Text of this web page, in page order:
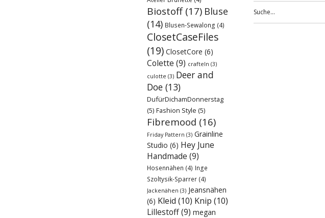
Biostoff(17) Bluse
(14) Blusen-Sewalong (4)
ClosetCaseFiles
(19) ClosetCore (6)
Colette (9) crafteln (3)
culotte (3) Deer and
Doe (13)
DufürDichamDonnerstag
(5) Fashion Style (5)
Fibremood (16)
Friday Pattern (3) Grainline
Studio (6) Hey June
Handmade (9)
Hosennähen (4) Inge
Szoltysik-Sparrer (4)
Jackenähen (3) Jeansnähen
(6) Kleid (10) Knip (10)
Lillestoff(9) megan